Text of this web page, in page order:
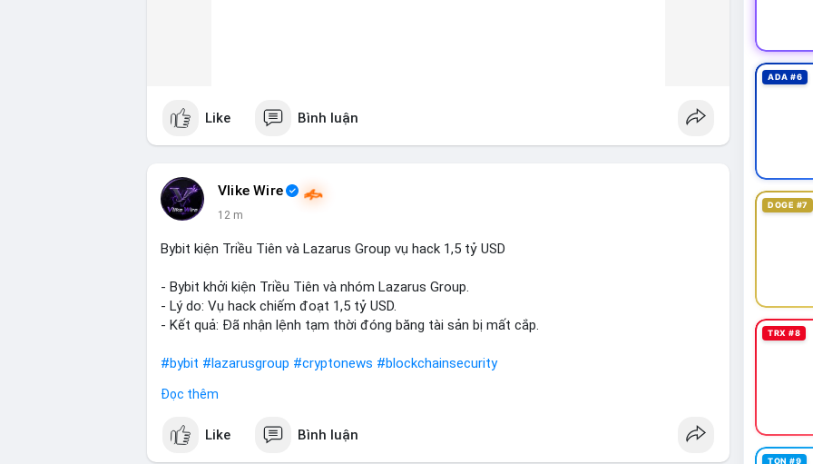
Like Bình luận
Vlike Wire
12 m
Bybit kiện Triều Tiên và Lazarus Group vụ hack 1,5 tỷ USD
- Bybit khởi kiện Triều Tiên và nhóm Lazarus Group.
- Lý do: Vụ hack chiếm đoạt 1,5 tỷ USD.
- Kết quả: Đã nhận lệnh tạm thời đóng băng tài sản bị mất cắp.
#bybit #lazarusgroup #cryptonews #blockchainsecurity
$btc $eth
#vlikevn #titanbot
Đọc thêm
Like Bình luận
ADA #6
DOGE #7
TRX #8
TON #9